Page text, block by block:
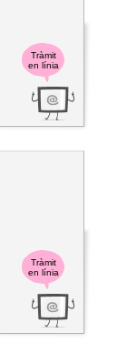
Tràmit
en línia
Tràmit
en línia